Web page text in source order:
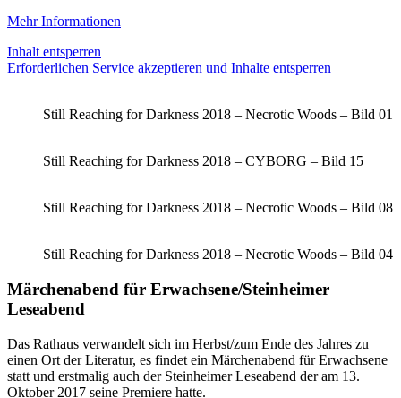
Mehr Informationen
Inhalt entsperren
Erforderlichen Service akzeptieren und Inhalte entsperren
Still Reaching for Darkness 2018 – Necrotic Woods – Bild 01
Still Reaching for Darkness 2018 – CYBORG – Bild 15
Still Reaching for Darkness 2018 – Necrotic Woods – Bild 08
Still Reaching for Darkness 2018 – Necrotic Woods – Bild 04
Märchenabend für Erwachsene/Steinheimer
Leseabend
Das Rathaus verwandelt sich im Herbst/zum Ende des Jahres zu
einen Ort der Literatur, es findet ein Märchenabend für Erwachsene
statt und erstmalig auch der Steinheimer Leseabend der am 13.
Oktober 2017 seine Premiere hatte.